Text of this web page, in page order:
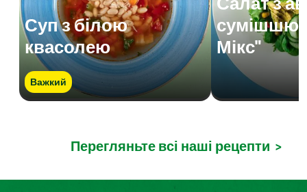
Суп з білою
квасолею
Важкий
сумішшю
Мікс"
Перегляньте всі наші рецепти >